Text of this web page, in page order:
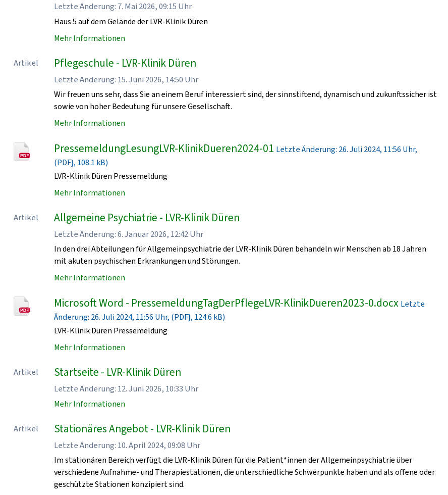
Letzte Änderung: 7. Mai 2026, 09:15 Uhr
Haus 5 auf dem Gelände der LVR-Klinik Düren
Mehr Informationen
Artikel Pflegeschule - LVR-Klinik Düren
Letzte Änderung: 15. Juni 2026, 14:50 Uhr
Wir freuen uns sehr, dass Sie an einem Beruf interessiert sind, der sinnstiftend, dynamisch und zukunftssicher ist
sowie von hoher Bedeutung für unsere Gesellschaft.
Mehr Informationen
PressemeldungLesungLVR-KlinikDueren2024-01 Letzte Änderung: 26. Juli 2024, 11:56 Uhr,
(PDF}, 108.1 kB)
LVR-Klinik Düren Pressemeldung
Mehr Informationen
Artikel Allgemeine Psychiatrie - LVR-Klinik Düren
Letzte Änderung: 6. Januar 2026, 12:42 Uhr
In den drei Abteilungen für Allgemeinpsychiatrie der LVR-Klinik Düren behandeln wir Menschen ab 18 Jahren
mit akuten psychischen Erkrankungen und Störungen.
Mehr Informationen
Microsoft Word - PressemeldungTagDerPflegeLVR-KlinikDueren2023-0.docx Letzte
Änderung: 26. Juli 2024, 11:56 Uhr, (PDF}, 124.6 kB)
LVR-Klinik Düren Pressemeldung
Mehr Informationen
Artikel Startseite - LVR-Klinik Düren
Letzte Änderung: 12. Juni 2026, 10:33 Uhr
Mehr Informationen
Artikel Stationäres Angebot - LVR-Klinik Düren
Letzte Änderung: 10. April 2024, 09:08 Uhr
Im stationären Bereich verfügt die LVR-Klinik Düren für die Patient*innen der Allgemeinpsychiatrie über
verschiedene Aufnahme- und Therapiestationen, die unterschiedliche Schwerpunkte haben und als offene oder
geschützte Stationen konzipiert sind.